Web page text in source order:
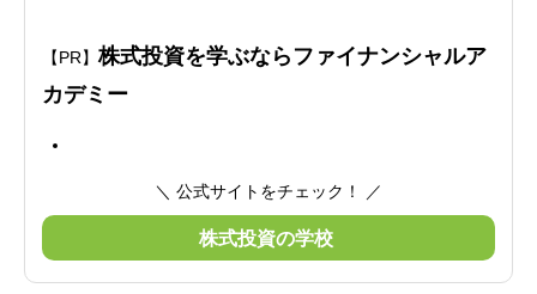
【PR】 株式投資を学ぶならファイナンシャルア
カデミー
＼ 公式サイトをチェック！ ／
株式投資の学校